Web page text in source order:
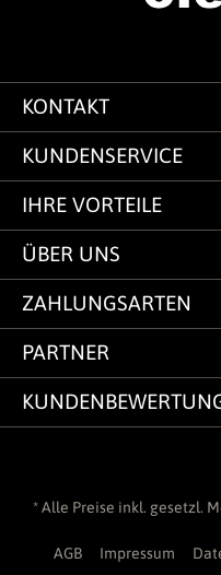
KONTAKT
KUNDENSERVICE
IHRE VORTEILE
ÜBER UNS
ZAHLUNGSARTEN
PARTNER
* Alle Preise inkl. gesetzl.
AGB Impressum